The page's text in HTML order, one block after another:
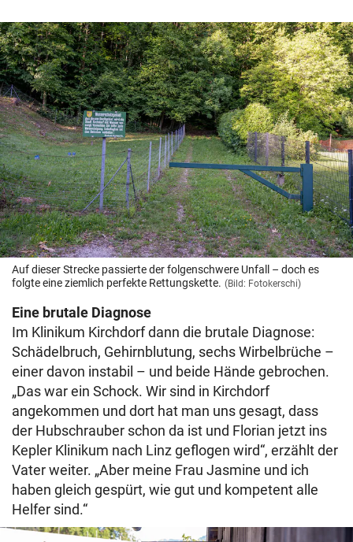
Auf dieser Strecke passierte der folgenschwere Unfall – doch es
folgte eine ziemlich perfekte Rettungskette. (Bild: Fotokerschi)
Eine brutale Diagnose
Im Klinikum Kirchdorf dann die brutale Diagnose:
Schädelbruch, Gehirnblutung, sechs Wirbelbrüche –
einer davon instabil – und beide Hände gebrochen.
„Das war ein Schock. Wir sind in Kirchdorf
angekommen und dort hat man uns gesagt, dass
der Hubschrauber schon da ist und Florian jetzt ins
Kepler Klinikum nach Linz geflogen wird“, erzählt der
Vater weiter. „Aber meine Frau Jasmine und ich
haben gleich gespürt, wie gut und kompetent alle
Helfer sind.“